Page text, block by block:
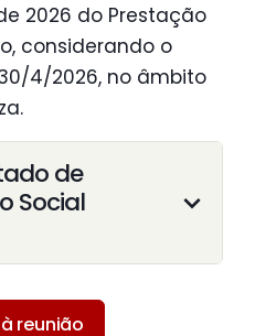
2026 do Prestação
considerando o
4/2026, no âmbito
de
Social
reunião